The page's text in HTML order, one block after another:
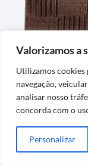
Valorizamos a
Utilizamos cookies
navegação,
analisar nosso
concorda com o
Personalizar
Tapete